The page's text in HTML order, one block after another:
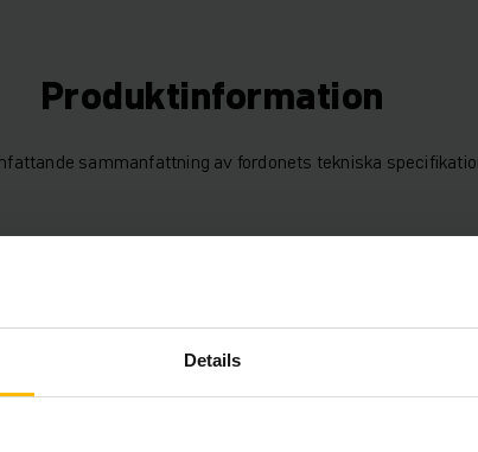
Details
Produktinformation
sammanfattning av fordonets tekniska
Ja, V / A